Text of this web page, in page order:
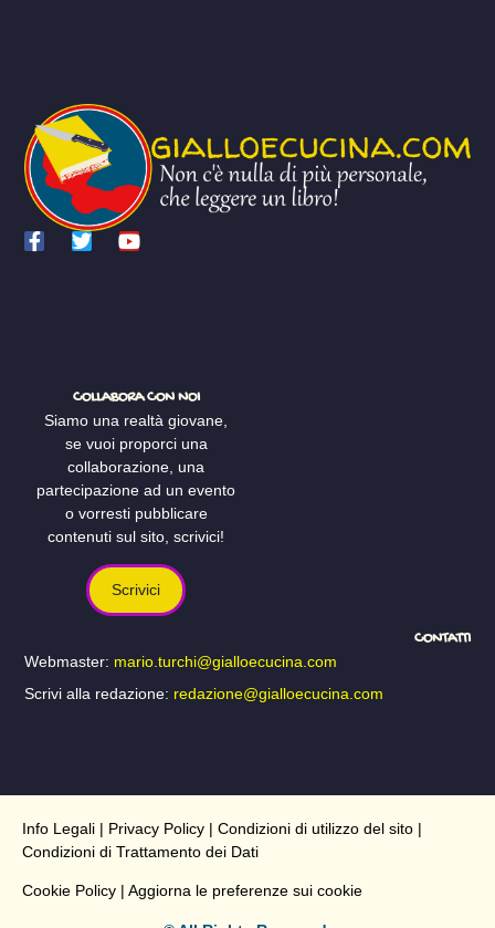
COLLABORA CON NOI
Siamo una realtà giovane,
se vuoi proporci una
collaborazione, una
partecipazione ad un evento
o vorresti pubblicare
contenuti sul sito, scrivici!
Scrivici
CONTATTI
Webmaster: mario.turchi@gialloecucina.com
Scrivi alla redazione: redazione@gialloecucina.com
Info Legali | Privacy Policy | Condizioni di utilizzo del sito |
Condizioni di Trattamento dei Dati
Cookie Policy | Aggiorna le preferenze sui cookie